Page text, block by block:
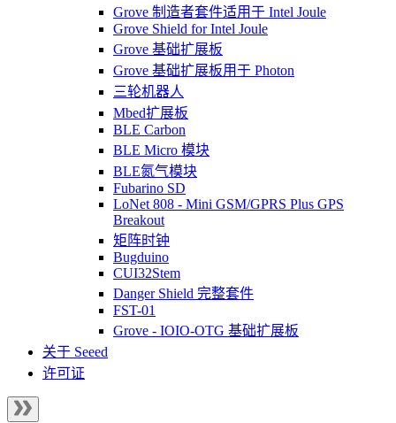
Grove 制造者套件适用于 Intel Joule
Grove Shield for Intel Joule
Grove 基础扩展板
Grove 基础扩展板用于 Photon
三轮机器人
Mbed扩展板
BLE Carbon
BLE Micro 模块
BLE氮气模块
Fubarino SD
LoNet 808 - Mini GSM/GPRS Plus GPS
Breakout
矩阵时钟
Bugduino
CUI32Stem
Danger Shield 完整套件
FST-01
Grove - IOIO-OTG 基础扩展板
关于 Seeed
许可证